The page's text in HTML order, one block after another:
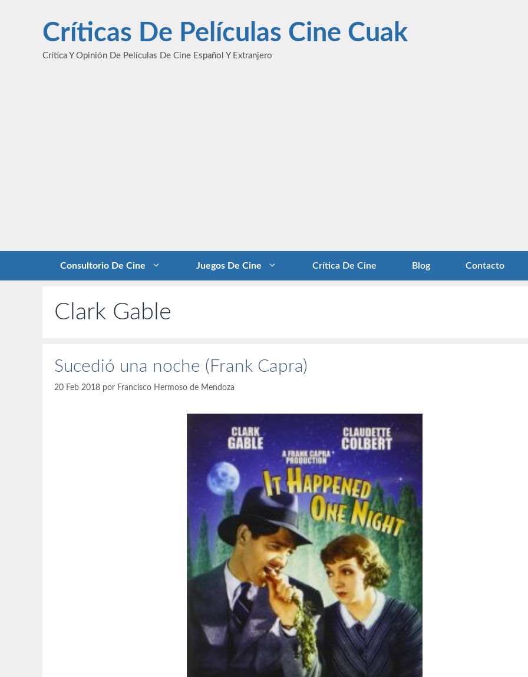
contenidoCríticas De Películas Cine Cuak
Crítica Y Opinión De Películas De Cine Español Y Extranjero
Consultorio De Cine Juegos De Cine Crítica De Cine Blog Contacto
Clark Gable
Sucedió una noche (Frank Capra)
20 Feb 2018 por Francisco Hermoso de Mendoza